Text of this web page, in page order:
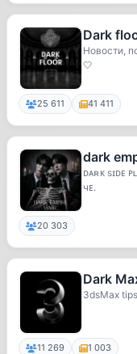
Dark
Новости,
🤍
25 611 41 411
dark
ᴅᴀʀᴋ sɪᴅᴇ
чᴇ.
20 303
Dark
3dsMax
11 269 1 003